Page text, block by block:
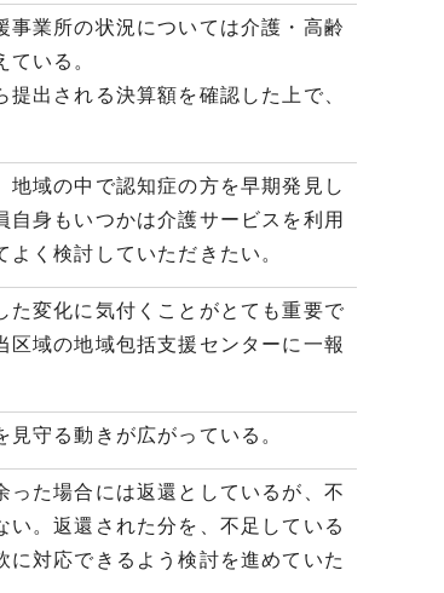
業所の状況については介護・高齢
いる。
出される決算額を確認した上で、
域の中で認知症の方を早期発見し
身もいつかは介護サービスを利用
く検討していただきたい。
変化に気付くことがとても重要で
域の地域包括支援センターに一報
守る動きが広がっている。
た場合には返還としているが、不
。返還された分を、不足している
対応できるよう検討を進めていた